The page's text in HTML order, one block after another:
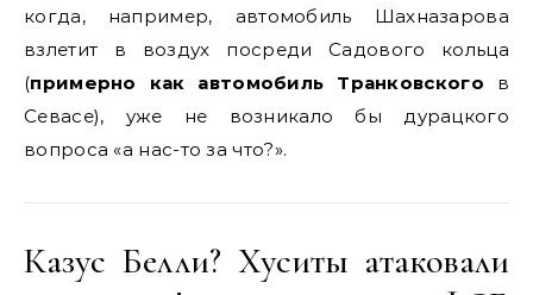
когда, например, автомобиль Шахназарова
взлетит в воздух посреди Садового кольца
(примерно как автомобиль Транковского в
Севасе), уже не возникало бы дурацкого
вопроса «а нас-то за что?».
Казус Белли? Хуситы атаковали